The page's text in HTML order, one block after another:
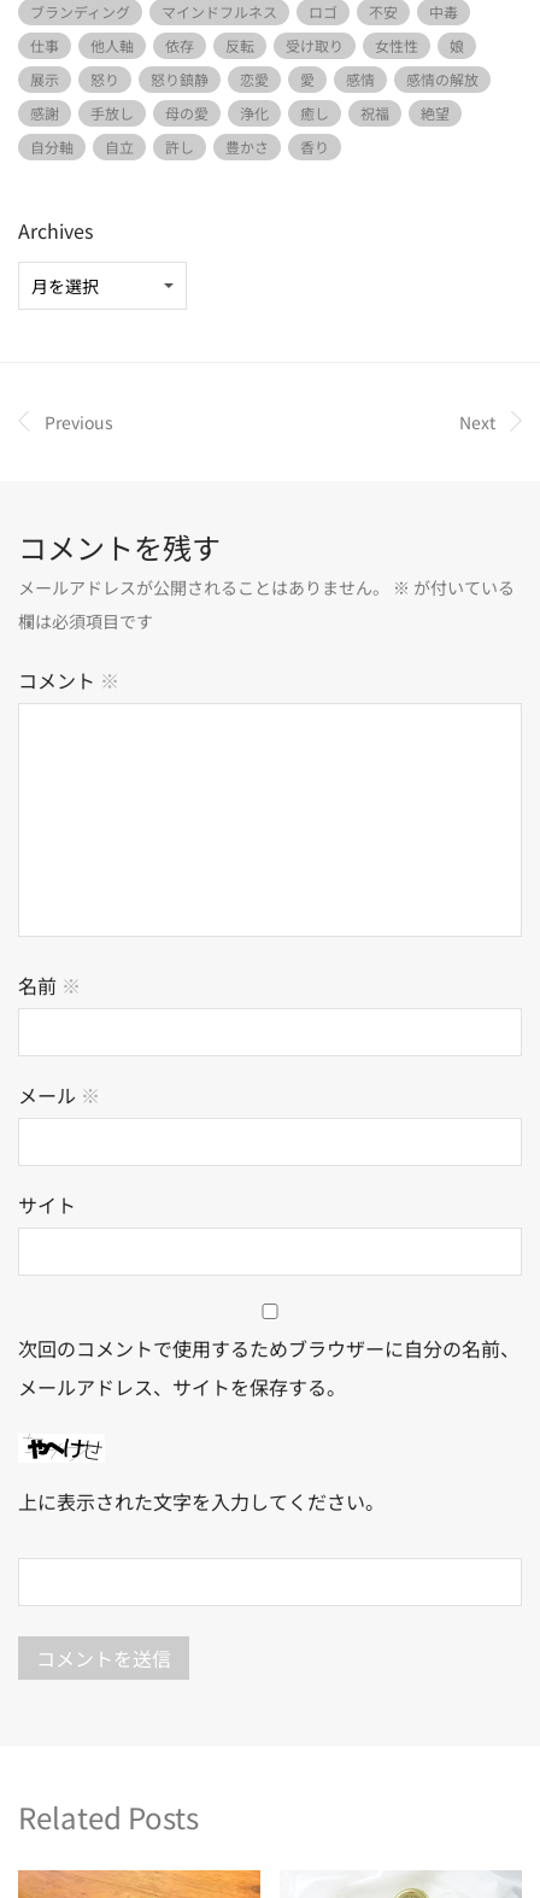
ブランディング
マインドフルネス ロゴ 不安
中毒
仕事
他人軸 依存 反転 受け取り 女性性
娘
展示
怒り 怒り鎮静 恋愛 愛 感情
感情の解放
感謝
手放し 母の愛 浄化 癒し 祝福
絶望
自分軸
自立 許し 豊かさ 香り
Archives
Previous Next
コメントを残す
メールアドレスが公開されることはありません。 ※ が付いている
欄は必須項目です
コメント ※
名前 ※
メール ※
サイト
次回のコメントで使用するためブラウザーに自分の名前、
メールアドレス、サイトを保存する。
上に表示された文字を入力してください。
Related Posts